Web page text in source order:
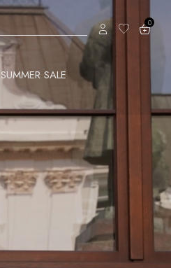
0
SUMMER SALE